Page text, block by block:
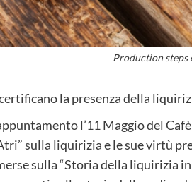
Production steps
la presenza della
l’11 Maggio del
sulla liquirizia e le sue virtù
sulla “Storia della liquirizia